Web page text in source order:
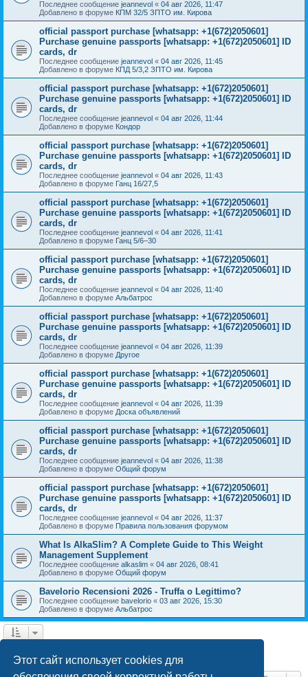
Этот сайт использует cookies для
Последнее сообщение jeannevol « 04 авг 2026, 11:47
Добавлено в форуме КПМ 32/5 ЗПТО им. Кирова
official passport purchase [whatsapp: +1(672)2050601]
Purchase genuine passports [whatsapp: +1(672)2050601] ID
cards, dr
Последнее сообщение jeannevol « 04 авг 2026, 11:45
Добавлено в форуме КПД 5/3,2 ЗПТО им. Кирова
official passport purchase [whatsapp: +1(672)2050601]
Purchase genuine passports [whatsapp: +1(672)2050601] ID
cards, dr
Последнее сообщение jeannevol « 04 авг 2026, 11:44
Добавлено в форуме Кондор
official passport purchase [whatsapp: +1(672)2050601]
Purchase genuine passports [whatsapp: +1(672)2050601] ID
cards, dr
Последнее сообщение jeannevol « 04 авг 2026, 11:43
Добавлено в форуме Ганц 16/27,5
official passport purchase [whatsapp: +1(672)2050601]
Purchase genuine passports [whatsapp: +1(672)2050601] ID
cards, dr
Последнее сообщение jeannevol « 04 авг 2026, 11:41
Добавлено в форуме Ганц 5/6–30
official passport purchase [whatsapp: +1(672)2050601]
Purchase genuine passports [whatsapp: +1(672)2050601] ID
cards, dr
Последнее сообщение jeannevol « 04 авг 2026, 11:40
Добавлено в форуме Альбатрос
official passport purchase [whatsapp: +1(672)2050601]
Purchase genuine passports [whatsapp: +1(672)2050601] ID
cards, dr
Последнее сообщение jeannevol « 04 авг 2026, 11:39
Добавлено в форуме Другое
official passport purchase [whatsapp: +1(672)2050601]
Purchase genuine passports [whatsapp: +1(672)2050601] ID
cards, dr
Последнее сообщение jeannevol « 04 авг 2026, 11:39
Добавлено в форуме Доска объявлений
official passport purchase [whatsapp: +1(672)2050601]
Purchase genuine passports [whatsapp: +1(672)2050601] ID
cards, dr
Последнее сообщение jeannevol « 04 авг 2026, 11:38
Добавлено в форуме Общий форум
official passport purchase [whatsapp: +1(672)2050601]
Purchase genuine passports [whatsapp: +1(672)2050601] ID
cards, dr
Последнее сообщение jeannevol « 04 авг 2026, 11:37
Добавлено в форуме Правила пользования форумом
What Is AlkaSlim? A Complete Guide to This Weight
Management Supplement
Последнее сообщение alkaslim « 04 авг 2026, 08:41
Добавлено в форуме Общий форум
Bavelorio Recensioni 2026 - Truffa o Legittimo?
Последнее сообщение bavelorio « 03 авг 2026, 15:30
Добавлено в форуме Альбатрос